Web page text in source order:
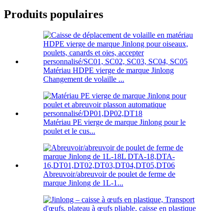
Produits populaires
Matériau HDPE vierge de marque Jinlong
Changement de volaille ...
Matériau PE vierge de marque Jinlong pour le
poulet et le cus...
Abreuvoir/abreuvoir de poulet de ferme de
marque Jinlong de 1L-1...